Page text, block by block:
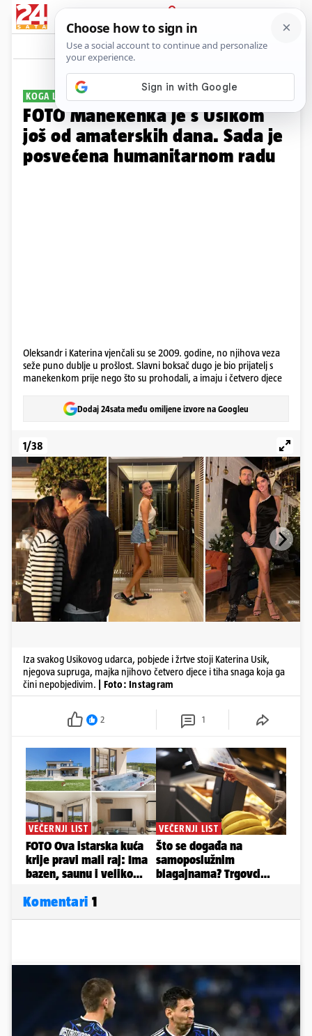
PRIJAVA
Galerija Komentari
KOGA LJUBI APSOLUTNI PRVAK?
FOTO Manekenka je s Usikom
još od amaterskih dana. Sada je
posvećena humanitarnom radu
Oleksandr i Katerina vjenčali su se 2009. godine, no njihova veza
seže puno dublje u prošlost. Slavni boksač dugo je bio prijatelj s
manekenkom prije nego što su prohodali, a imaju i četvero djece
Dodaj 24sata među omiljene izvore na Googleu
1/38
Iza svakog Usikovog udarca, pobjede i žrtve stoji Katerina Usik,
njegova supruga, majka njihovo četvero djece i tiha snaga koja ga
čini nepobjedivim.
| Foto: Instagram
2 1
Komentari 1